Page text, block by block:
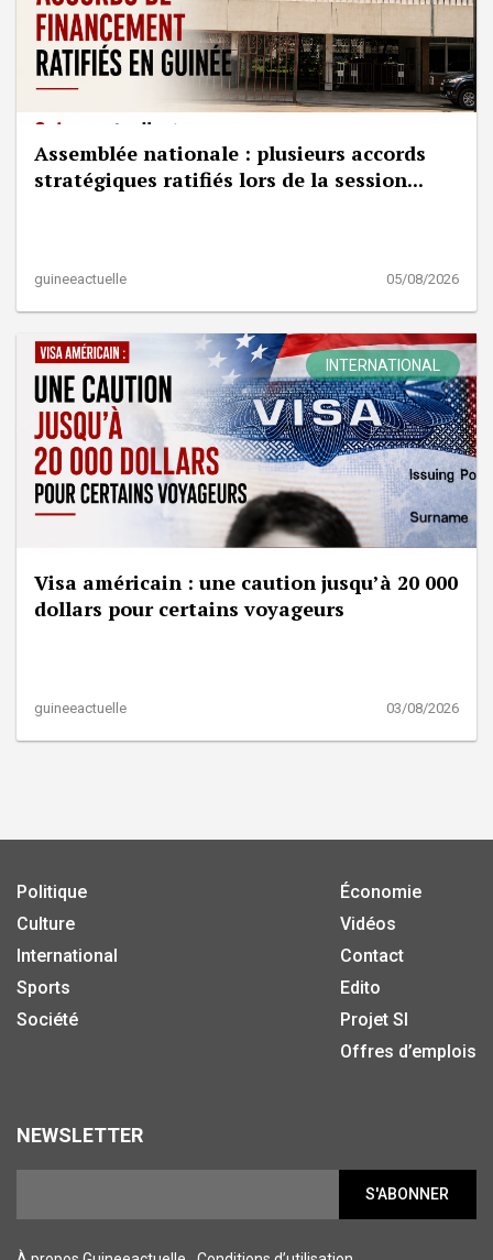
Assemblée nationale : plusieurs accords
stratégiques ratifiés lors de la session...
guineeactuelle 05/08/2026
INTERNATIONAL
Visa américain : une caution jusqu’à 20 000
dollars pour certains voyageurs
guineeactuelle 03/08/2026
Politique
Culture
International
Sports
Société
Économie
Vidéos
Contact
Edito
Projet SI
Offres d’emplois
NEWSLETTER
S'ABONNER